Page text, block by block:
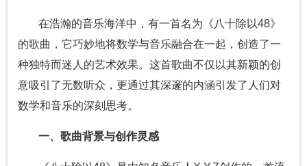
在浩瀚的音乐海洋中，有一首名为《八十除以48》
的歌曲，它巧妙地将数学与音乐融合在一起，创造了一
种独特而迷人的艺术效果。这首歌曲不仅以其新颖的创
意吸引了无数听众，更通过其深邃的内涵引发了人们对
数学和音乐的深刻思考。
一、歌曲背景与创作灵感